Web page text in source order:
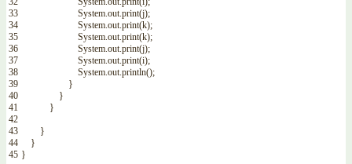
33
34
35
36
37
38
39
40
41
42
43
44
45
System.out.print(j);
System.out.print(k);
System.out.print(k);
System.out.print(j);
System.out.print(i);
System.out.println();
}
}
}
}
}
}